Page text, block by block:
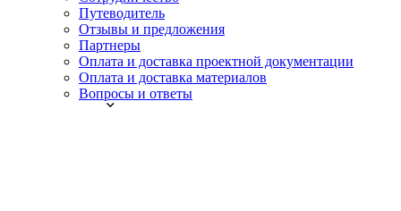
Путеводитель
Отзывы и предложения
Партнеры
Оплата и доставка проектной документации
Оплата и доставка материалов
Вопросы и ответы